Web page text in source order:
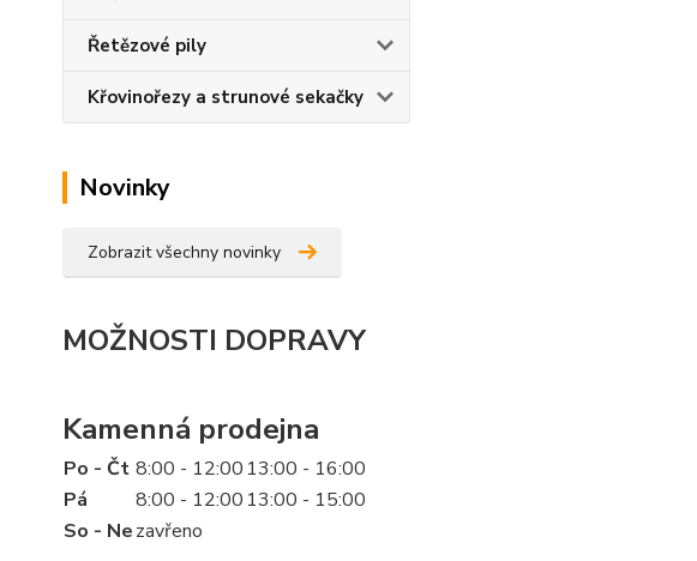
Řetězové pily
Křovinořezy a strunové sekačky
Novinky
Zobrazit všechny novinky
MOŽNOSTI DOPRAVY
Kamenná prodejna
Po - Čt 8:00 - 12:00 13:00 - 16:00
Pá
8:00 - 12:00 13:00 - 15:00
So - Nezavřeno